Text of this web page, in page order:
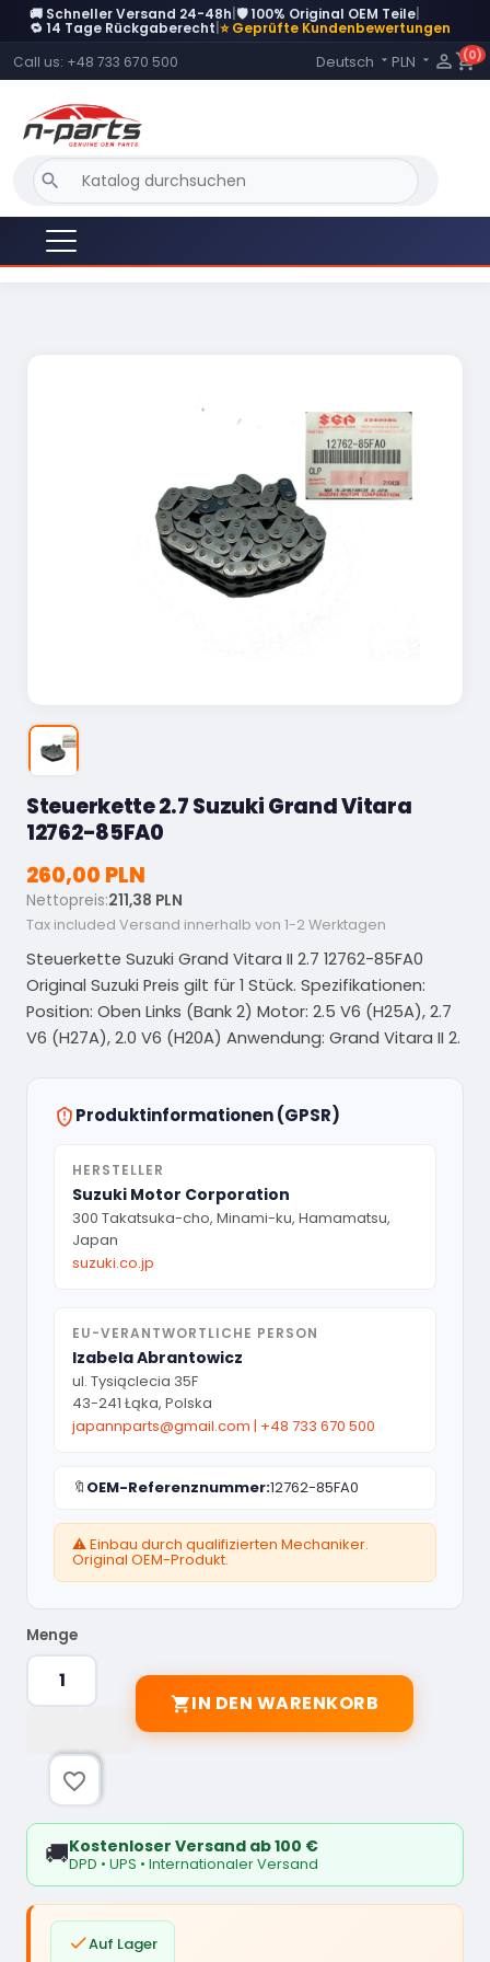
🚚 Schneller Versand 24-48h 🛡️ 100% Original OEM Teile
🔁 14 Tage Rückgaberecht ⭐ Geprüfte Kundenbewertungen
Call us: +48 733 670 500 Language:
Deutsch  PLN   shopping_cart
(0)
search
Steuerkette 2.7 Suzuki Grand Vitara
12762-85FA0
260,00 PLN
Nettopreis:211,38 PLN
Tax included Versand innerhalb von 1-2 Werktagen
Steuerkette Suzuki Grand Vitara II 2.7 12762-85FA0
Original Suzuki Preis gilt für 1 Stück. Spezifikationen:
Position: Oben Links (Bank 2) Motor: 2.5 V6 (H25A), 2.7
V6 (H27A), 2.0 V6 (H20A) Anwendung: Grand Vitara II 2.
Produktinformationen (GPSR)
HERSTELLER
Suzuki Motor Corporation
300 Takatsuka-cho, Minami-ku, Hamamatsu,
Japan
suzuki.co.jp
EU-VERANTWORTLICHE PERSON
Izabela Abrantowicz
ul. Tysiąclecia 35F
43-241 Łąka, Polska
japannparts@gmail.com | +48 733 670 500
🔖 OEM-Referenznummer:12762-85FA0
⚠️ Einbau durch qualifizierten Mechaniker.
Original OEM-Produkt.
Menge
IN DEN WARENKORB
favorite_border
🚚Kostenloser Versand ab 100 €
DPD • UPS • Internationaler Versand
Auf Lager